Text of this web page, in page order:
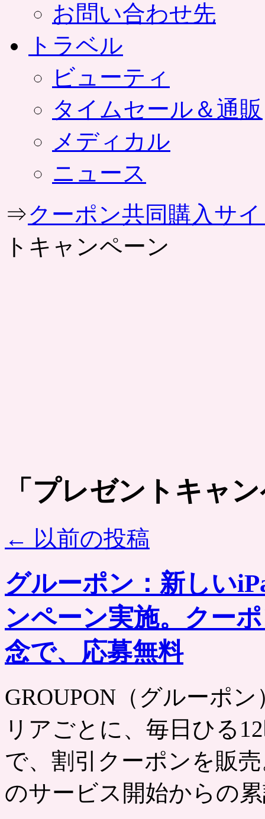
お問い合わせ先
トラベル
ビューティ
タイムセール＆通販
メディカル
ニュース
⇒クーポン共同購入サ
トキャンペーン
「 プレゼントキャ
← 以前の投稿
グルーポン：新しい
ンペーン実施。クー
念で、応募無料
GROUPON（グルーポ
リアごとに、毎日ひる
で、割引クーポンを販
のサービス開始からの